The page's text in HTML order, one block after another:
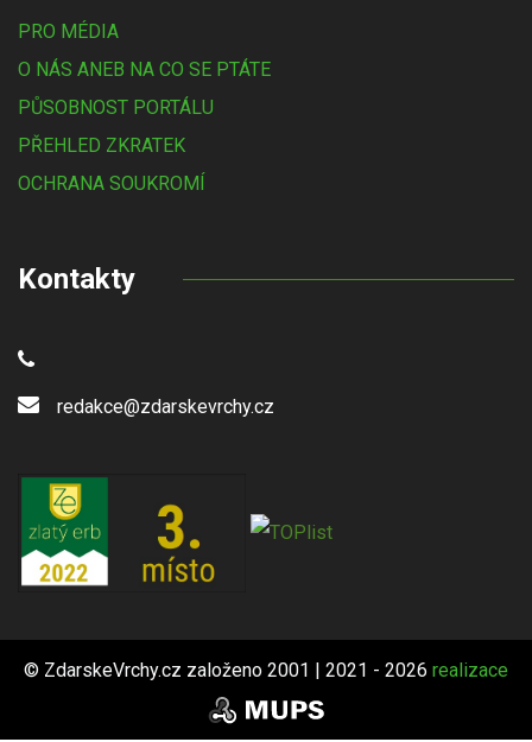
PRO MÉDIA
O NÁS ANEB NA CO SE PTÁTE
PŮSOBNOST PORTÁLU
PŘEHLED ZKRATEK
OCHRANA SOUKROMÍ
Kontakty
redakce@zdarskevrchy.cz
© ZdarskeVrchy.cz založeno 2001 | 2021 - 2026 realizace